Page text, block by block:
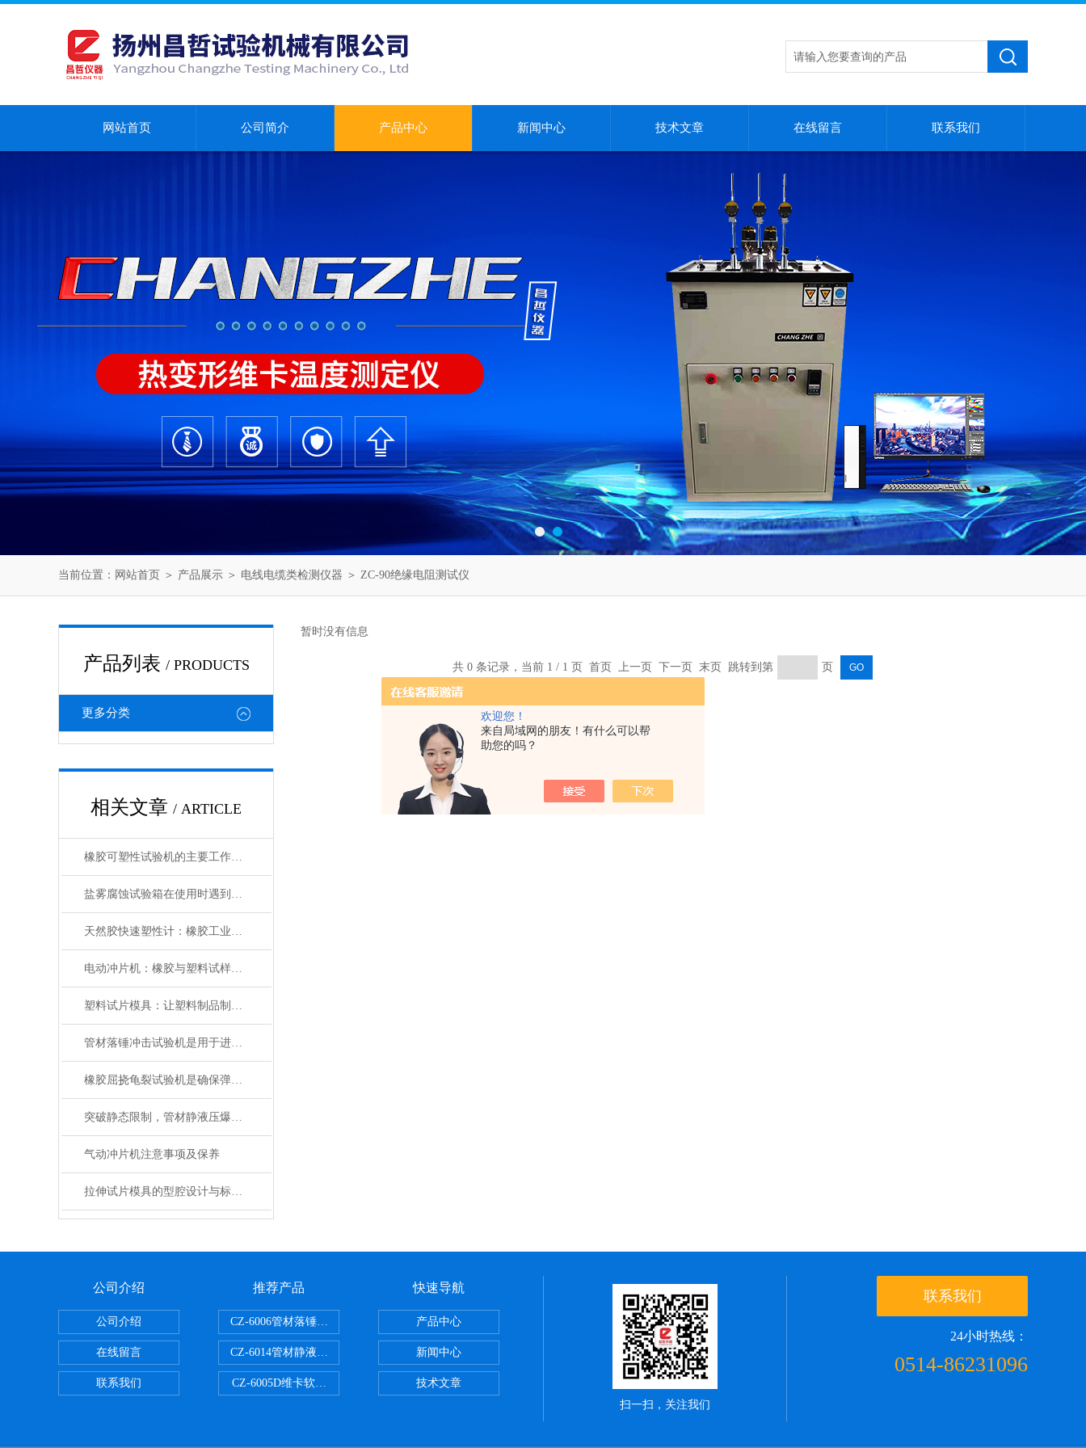
欢迎您！
来自局域网的朋友！有什么可以帮
助您的吗？
网站首页 公司简介 产品中心 新闻中心 技术文章 在线留言 联系我们
当前位置： 网站首页 ＞ 产品展示 ＞ 电线电缆类检测仪器 ＞ ZC-90绝缘电阻测试仪
产品列表 / PRODUCTS
更多分类
相关文章 / ARTICLE
橡胶可塑性试验机的主要工作方式解析
盐雾腐蚀试验箱在使用时遇到以下故障应该怎么解决？
天然胶快速塑性计：橡胶工业的“品质显微镜”
电动冲片机：橡胶与塑料试样标准化制备的自动化设备
塑料试片模具：让塑料制品制造更精准、高效的工具
管材落锤冲击试验机是用于进行管道产品性能测试的设备
橡胶屈挠龟裂试验机是确保弹性材料性能的关键设备
突破静态限制，管材静液压爆破试验机助你一臂之力
气动冲片机注意事项及保养
拉伸试片模具的型腔设计与标准试样制备技术分析
暂时没有信息
共 0 条记录，当前 1 / 1 页 首页 上一页 下一页 末页 跳转到第 页
公司介绍
公司介绍
在线留言
联系我们
推荐产品
CZ-6006管材落锤冲击试验机
CZ-6014管材静液压爆破试验机
CZ-6005D维卡软化点温度测定仪
快速导航
产品中心
新闻中心
技术文章
扫一扫，关注我们
联系我们
24小时热线：
0514-86231096